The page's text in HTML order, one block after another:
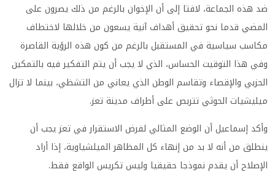
ضد هذه الجماعة، لافتا إلى أن الإخوان بالرغم من ذلك يصرون على
المضي قدما نحو تحقيق أهداف آنية يسعون من خلالها لاختطاف
مكاسب سياسية في المستقبل بالرغم من كون هذه الرؤية القاصرة
وفي هذا التوقيت الحساس، الذي لا يجب أن يتم التفكير فيه بالتمكين
الحزبي والإقصاء وتقاسم الوطن الذي يعاني من التشظي، بينما لا تزال
ميليشيات الحوثي تتربص على أطراف مدينة تعز.
وأكد إسماعيل أن الوضع المثالي لفرض الاستقرار في تعز يجب أن
ينطلق من أنه لا بد من إنهاء كل المظاهر الميلشياوية، إذا أراد
الإصلاح أن يقدم نموذجا حقيقيا وليس تكريس الواقع فقط.